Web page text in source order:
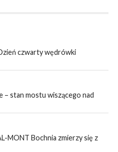
czwarty wędrówki
stan mostu wiszącego nad
MONT Bochnia zmierzy się z